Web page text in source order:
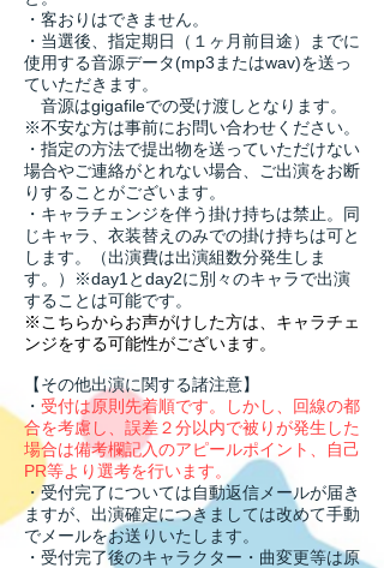
・客おりはできません。
・当選後、指定期日（１ヶ月前目途）までに
使用する音源データ(mp3またはwav)を送っ
ていただきます。
音源はgigafileでの受け渡しとなります。
※不安な方は事前にお問い合わせください。
・指定の方法で提出物を送っていただけない
場合やご連絡がとれない場合、ご出演をお断
りすることがございます。
​・キャラチェンジを伴う掛け持ちは禁止。同
じキャラ、衣装替えのみでの掛け持ちは可と
します。（出演費は出演組数分発生しま
す。）※day1とday2に別々のキャラで出演
することは可能です。
※こちらからお声がけした方は、キャラチェ
ンジをする可能性がございます。​
【その他出演に関する諸注意】
・ 受付は原則先着順です。しかし、回線の都
合を考慮し、誤差２分以内で被りが発生した
場合は備考欄記入のアピールポイント、自己
PR等より選考を行います。​
・受付完了については自動返信メールが届き
ますが、出演確定につきましては改めて手動
でメールをお送りいたします。
​・受付完了後のキャラクター・曲変更等は原